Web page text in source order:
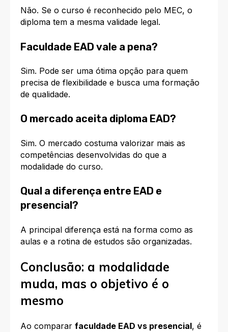
Não. Se o curso é reconhecido pelo MEC, o
diploma tem a mesma validade legal.
Faculdade EAD vale a pena?
Sim. Pode ser uma ótima opção para quem
precisa de flexibilidade e busca uma formação
de qualidade.
O mercado aceita diploma EAD?
Sim. O mercado costuma valorizar mais as
competências desenvolvidas do que a
modalidade do curso.
Qual a diferença entre EAD e
presencial?
A principal diferença está na forma como as
aulas e a rotina de estudos são organizadas.
Conclusão: a modalidade
muda, mas o objetivo é o
mesmo
Ao comparar faculdade EAD vs presencial, é